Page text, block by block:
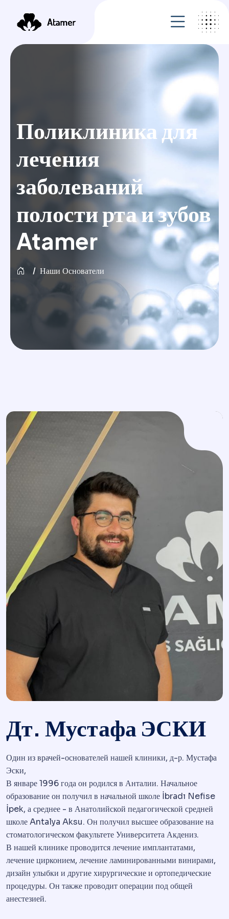
Поликлиника для
лечения
заболеваний
полости рта и зубов
Atamer
Наши Основатели
Дт. Мустафа ЭСКИ
Один из врачей-основателей нашей клиники, д-р. Мустафа
Эски,
В январе 1996 года он родился в Анталии. Начальное
образование он получил в начальной школе İbradı Nefise
İpek, а среднее - в Анатолийской педагогической средней
школе Antalya Aksu. Он получил высшее образование на
стоматологическом факультете Университета Акдениз.
В нашей клинике проводится лечение имплантатами,
лечение цирконием, лечение ламинированными винирами,
дизайн улыбки и другие хирургические и ортопедические
процедуры. Он также проводит операции под общей
анестезией.